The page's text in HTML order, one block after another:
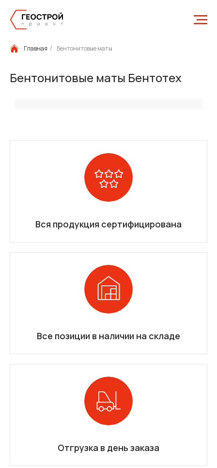
Главная / Бентонитовые маты
Бентонитовые маты Бентотех
Вся продукция сертифицирована
Все позиции в наличии на складе
Отгрузка в день заказа